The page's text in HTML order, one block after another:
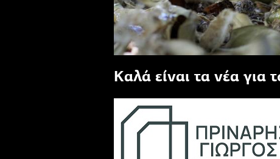
Καλά είναι τα νέα για